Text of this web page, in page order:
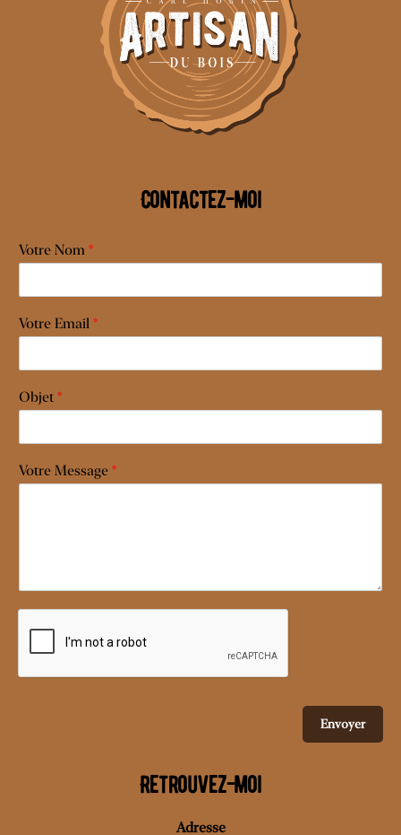
Contactez-moi
Votre Nom *
Votre Email *
Objet *
Votre Message *
Envoyer
Retrouvez-moi
Adresse